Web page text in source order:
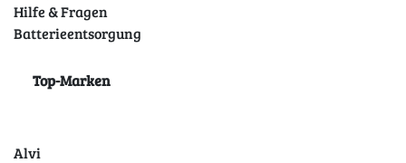
Hilfe & Fragen
Batterieentsorgung
Top-Marken
Alvi